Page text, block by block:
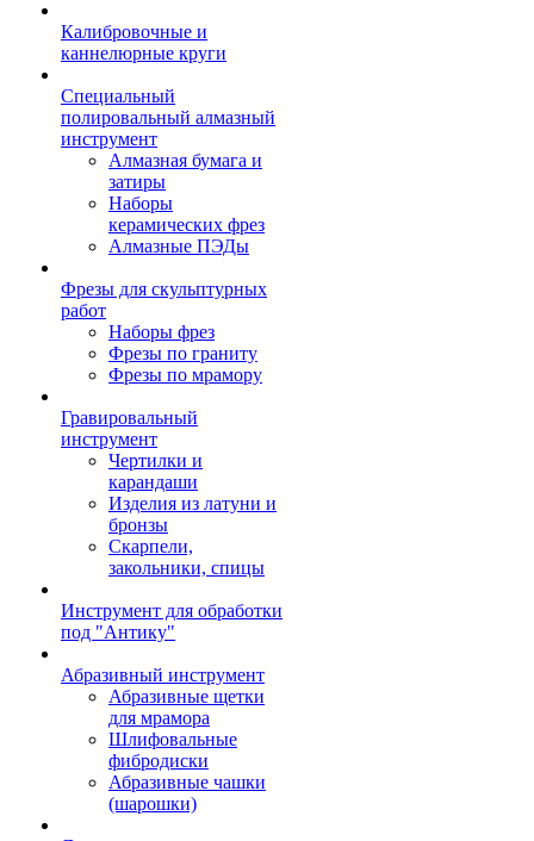
Калибровочные и
каннелюрные круги
Специальный
полировальный алмазный
инструмент
Алмазная бумага и
затиры
Наборы
керамических фрез
Алмазные ПЭДы
Фрезы для скульптурных
работ
Наборы фрез
Фрезы по граниту
Фрезы по мрамору
Гравировальный
инструмент
Чертилки и
карандаши
Изделия из латуни и
бронзы
Скарпели,
закольники, спицы
Инструмент для обработки
под "Антику"
Абразивный инструмент
Абразивные щетки
для мрамора
Шлифовальные
фибродиски
Абразивные чашки
(шарошки)